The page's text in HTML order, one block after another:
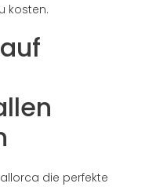
kosten.
die perfekte